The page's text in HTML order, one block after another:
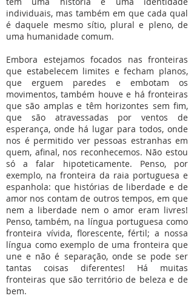
individuais, mas também em que cada qual
é daquele mesmo sítio, plural e pleno, de
uma humanidade comum.
Embora estejamos focados nas fronteiras
que estabelecem limites e fecham planos,
que erguem paredes e embotam os
movimentos, também houve e há fronteiras
que são amplas e têm horizontes sem fim,
que são atravessadas por ventos de
esperança, onde há lugar para todos, onde
nos é permitido ver pessoas estranhas em
quem, afinal, nos reconhecemos. Não estou
só a falar hipoteticamente. Penso, por
exemplo, na fronteira da raia portuguesa e
espanhola: que histórias de liberdade e de
amor nos contam de outros tempos, em que
nem a liberdade nem o amor eram livres!
Penso, também, na língua portuguesa como
fronteira vívida, florescente, fértil; a nossa
língua como exemplo de uma fronteira que
une e não é separação, onde se pode ser
tantas coisas diferentes! Há muitas
fronteiras que são território de beleza e de
bem.